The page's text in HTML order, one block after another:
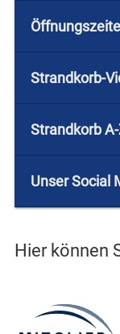
Strandkorb-
Strandkorb
Unser Social
Hier können